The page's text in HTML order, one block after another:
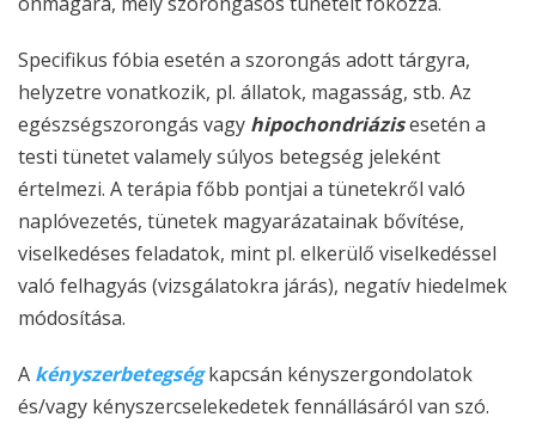
Specifikus fóbia esetén a szorongás adott tárgyra,
helyzetre vonatkozik, pl. állatok, magasság, stb. Az
egészségszorongás vagy hipochondriázisesetén a
testi tünetet valamely súlyos betegség jeleként
értelmezi. A terápia főbb pontjai a tünetekről való
naplóvezetés, tünetek magyarázatainak bővítése,
viselkedéses feladatok, mint pl. elkerülő viselkedéssel
való felhagyás (vizsgálatokra járás), negatív hiedelmek
módosítása.
A kényszerbetegségkapcsán kényszergondolatok
és/vagy kényszercselekedetek fennállásáról van szó.